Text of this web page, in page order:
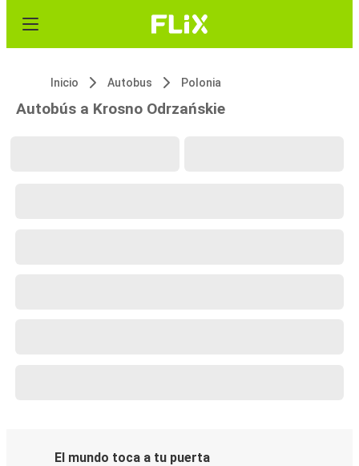
Inicio Autobus Polonia
Autobús a Krosno Odrzańskie
El mundo toca a tu puerta